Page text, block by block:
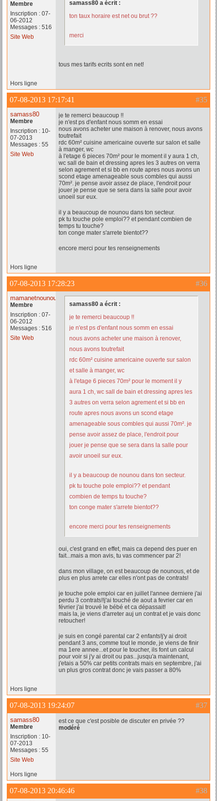
Membre
Inscription : 07-
06-2012
Messages : 516
Site Web
samass80 a écrit :
ton taux horaire est net ou brut ??
merci
tous mes tarifs ecrits sont en net!
Hors ligne
#35
07-08-2013 17:17:41
samass80
Membre
Inscription : 10-
07-2013
Messages : 55
Site Web
je te remerci beaucoup !!
je n'est ps d'enfant nous somm en essai
nous avons acheter une maison à renover, nous avons
toutrefait
rdc 60m² cuisine americaine ouverte sur salon et salle
à manger, wc
à l'etage 6 pieces 70m² pour le moment il y aura 1 ch,
wc sall de bain et dressing apres les 3 autres on verra
selon agrement et si bb en route apres nous avons un
scond etage amenageable sous combles qui aussi
70m². je pense avoir assez de place, l'endroit pour
jouer je pense que se sera dans la salle pour avoir
unoeil sur eux.
il y a beaucoup de nounou dans ton secteur.
pk tu touche pole emploi?? et pendant combien de
temps tu touche?
ton conge mater s'arrete bientot??
encore merci pour tes renseignements
Hors ligne
#36
07-08-2013 17:28:23
mamanetnounou
Membre
Inscription : 07-
06-2012
Messages : 516
Site Web
samass80 a écrit :
je te remerci beaucoup !!
je n'est ps d'enfant nous somm en essai
nous avons acheter une maison à renover,
nous avons toutrefait
rdc 60m² cuisine americaine ouverte sur salon
et salle à manger, wc
à l'etage 6 pieces 70m² pour le moment il y
aura 1 ch, wc sall de bain et dressing apres les
3 autres on verra selon agrement et si bb en
route apres nous avons un scond etage
amenageable sous combles qui aussi 70m². je
pense avoir assez de place, l'endroit pour
jouer je pense que se sera dans la salle pour
avoir unoeil sur eux.
il y a beaucoup de nounou dans ton secteur.
pk tu touche pole emploi?? et pendant
combien de temps tu touche?
ton conge mater s'arrete bientot??
encore merci pour tes renseignements
oui, c'est grand en effet, mais ca depend des puer en
fait...mais a mon avis, tu vas commencer par 2!
dans mon village, on est beaucoup de nounous, et de
plus en plus arrete car elles n'ont pas de contrats!
je touche pole emploi car en juillet l'annee derniere j'ai
perdu 3 contrats!!j'ai touché de aout a fevrier car en
février j'ai trouvé le bébé et ca dépassait!
mais la, je viens d'arreter auj un contrat et je vais donc
retoucher!
je suis en congé parental car 2 enfants!j'y ai droit
pendant 3 ans, comme tout le monde, je viens de finir
ma 1ere annee...et pour le toucher, ils font un calcul
pour voir si j'y ai droit ou pas...jusqu'a maintenant,
j'etais a 50% car petits contrats mais en septembre, j'ai
un plus gros contrat donc je vais passer a 80%
Hors ligne
#37
07-08-2013 19:24:07
samass80
Membre
Inscription : 10-
07-2013
Messages : 55
Site Web
est ce que c'est posible de discuter en privée ??
modéré
Hors ligne
#38
07-08-2013 20:46:46